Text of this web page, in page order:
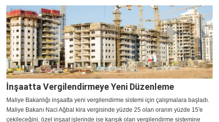
İnşaatta Vergilendirmeye Yeni Düzenleme
Maliye Bakanlığı inşaatta yeni vergilendirme sistemi için çalışmalara başladı.
Maliye Bakanı Naci Ağbal kira vergisinde yüzde 25 olan oranın yüzde 15'e
çekileceğini, özel inşaat işlerinde ise karışık olan vergilendirme sistemine